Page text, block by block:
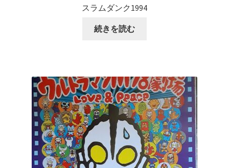
スラムダンク1994
続きを読む